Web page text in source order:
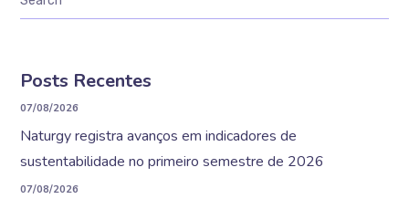
Posts Recentes
07/08/2026
Naturgy registra avanços em indicadores de
sustentabilidade no primeiro semestre de 2026
07/08/2026